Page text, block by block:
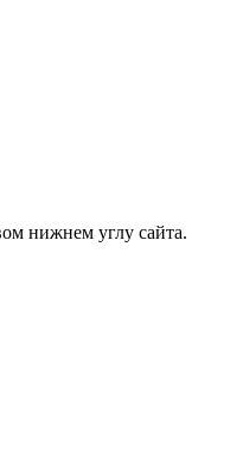
нижнем углу сайта.